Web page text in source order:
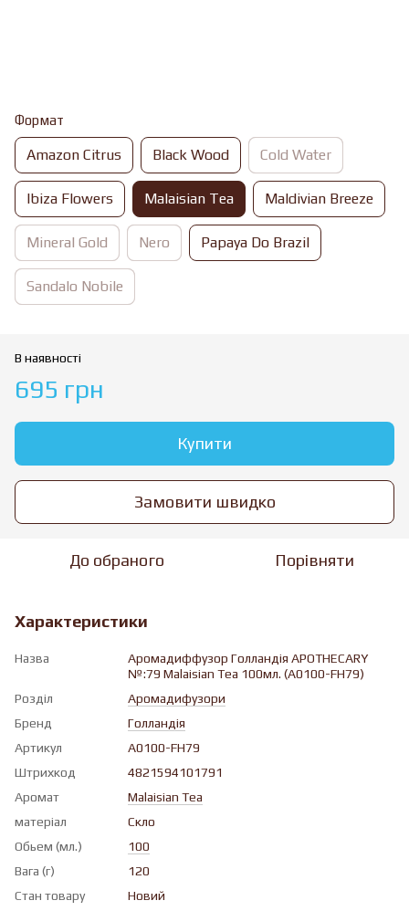
Формат
Amazon Citrus Black Wood Cold Water
Ibiza Flowers Malaisian Tea Maldivian Breeze
Mineral Gold Nero Papaya Do Brazil
Sandalo Nobile
В наявності
695 грн
Купити
Замовити швидко
До обраного Порівняти
Характеристики
Назва
Аромадиффузор Голландія APOTHECARY
№:79 Malaisian Tea 100мл. (A0100-FH79)
Розділ
Аромадифузори
Бренд
Голландія
Артикул
A0100-FH79
Штрихкод
4821594101791
Аромат
Malaisian Tea
матеріал
Скло
Обьем (мл.)
100
Вага (г)
120
Стан товару
Новий